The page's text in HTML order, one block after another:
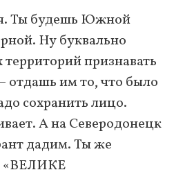
Ты будешь Южной
Ну буквально
признавать
отдашь им то, что было
сохранить лицо.
А на Северодонецк
дадим. Ты же
«ВЕЛИКЕ